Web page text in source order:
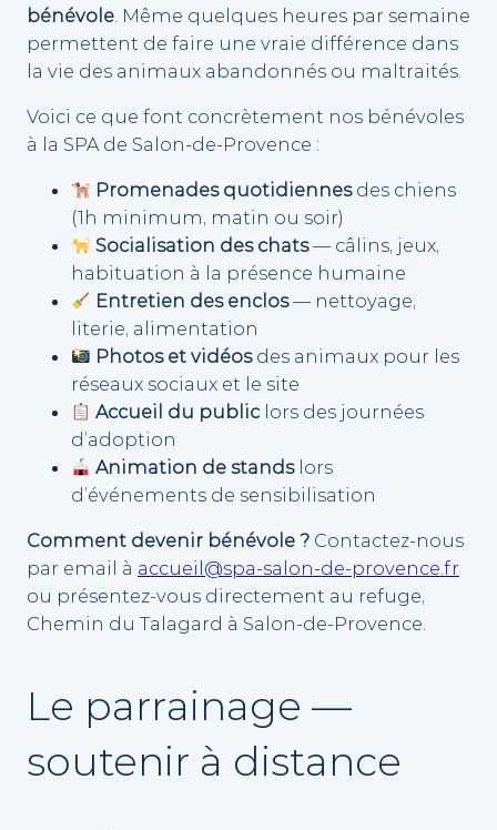
bénévole . Même quelques heures par semaine
permettent de faire une vraie différence dans
la vie des animaux abandonnés ou maltraités.
Voici ce que font concrètement nos bénévoles
à la SPA de Salon-de-Provence :
Promenades quotidiennesdes chiens
(1h minimum, matin ou soir)
Socialisation des chats— câlins, jeux,
habituation à la présence humaine
Entretien des enclos— nettoyage,
literie, alimentation
Photos et vidéosdes animaux pour les
réseaux sociaux et le site
Accueil du publiclors des journées
d’adoption
Animation de standslors
d’événements de sensibilisation
Comment devenir bénévole ? Contactez-nous
par email à accueil@spa-salon-de-provence.fr
ou présentez-vous directement au refuge,
Chemin du Talagard à Salon-de-Provence.
Le parrainage —
soutenir à distance